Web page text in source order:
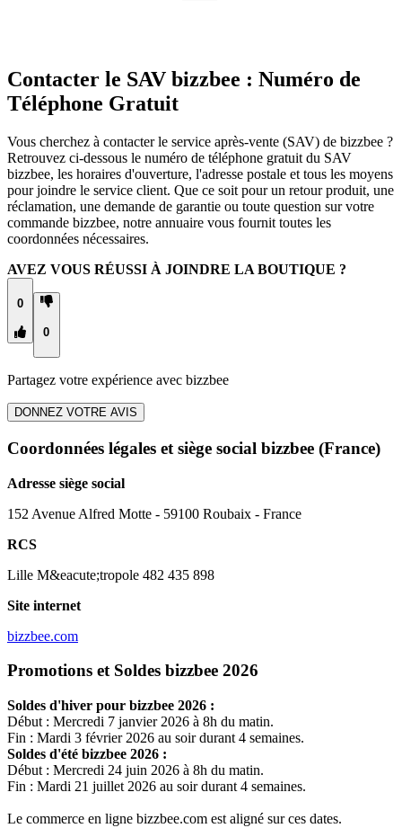
Contacter le SAV bizzbee : Numéro de
Téléphone Gratuit
Vous cherchez à contacter le service après-vente (SAV) de bizzbee ?
Retrouvez ci-dessous le numéro de téléphone gratuit du SAV
bizzbee, les horaires d'ouverture, l'adresse postale et tous les moyens
pour joindre le service client. Que ce soit pour un retour produit, une
réclamation, une demande de garantie ou toute question sur votre
commande bizzbee, notre annuaire vous fournit toutes les
coordonnées nécessaires.
AVEZ VOUS RÉUSSI À JOINDRE LA BOUTIQUE ?
0
0
Partagez votre expérience avec bizzbee
DONNEZ VOTRE AVIS
Coordonnées légales et siège social bizzbee (France)
Adresse siège social
152 Avenue Alfred Motte - 59100 Roubaix - France
RCS
Lille M&eacute;tropole 482 435 898
Site internet
bizzbee.com
Promotions et Soldes bizzbee 2026
Soldes d'hiver pour bizzbee 2026 :
Début : Mercredi 7 janvier 2026 à 8h du matin.
Fin : Mardi 3 février 2026 au soir durant 4 semaines.
Soldes d'été bizzbee 2026 :
Début : Mercredi 24 juin 2026 à 8h du matin.
Fin : Mardi 21 juillet 2026 au soir durant 4 semaines.
Le commerce en ligne bizzbee.com est aligné sur ces dates.